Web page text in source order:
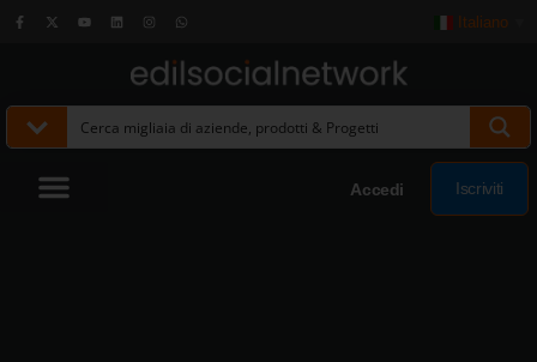
Italiano
Accedi Iscriviti